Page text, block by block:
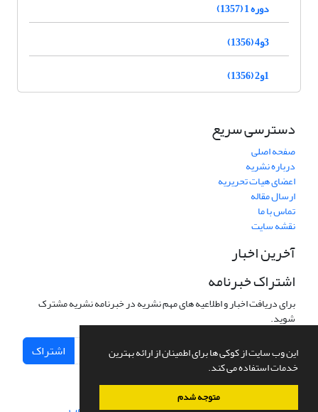
این وب سایت از کوکی ها برای اطمینان از ارائه بهترین
خدمات استفاده می کند.
متوجه شدم
دوره 1 (1357)
3و4 (1356)
1و2 (1356)
دسترسی سریع
صفحه اصلی
درباره نشریه
اعضای هیات تحریریه
ارسال مقاله
تماس با ما
نقشه سایت
آخرین اخبار
اشتراک خبرنامه
برای دریافت اخبار و اطلاعیه های مهم نشریه در خبرنامه نشریه مشترک
شوید.
اشتراک